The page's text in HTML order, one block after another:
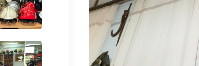
Конкурс знатоки
Проверь себя
Огонь-друг, Огонь-враг
Интерактивные презентации
Онлайн-тренажеры